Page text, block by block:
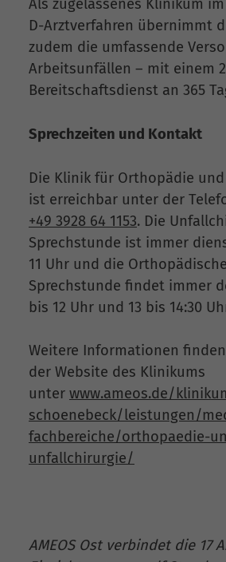
Als zugelassenes Klinikum
D-Arztverfahren übernimmt
zudem die umfassende
Arbeitsunfällen – mit einem
Bereitschaftsdienst an 365
Sprechzeiten und Kontakt
Die Klinik für Orthopädie
ist erreichbar unter der
+49 3928 64 1153. Die
Sprechstunde ist immer
11 Uhr und die
Sprechstunde findet immer
bis 12 Uhr und 13 bis 14:30
Weitere Informationen
der Website des Klinikums
unter www.ameos.de/
schoenebeck/leistungen/
fachbereiche/orthopaedie-
unfallchirurgie/
AMEOS Ost verbindet die 17